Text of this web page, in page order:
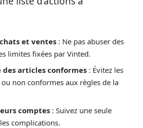
et ventes : Ne pas abuser des
limites fixées par Vinted.
articles conformes : Évitez les
non conformes aux règles de la
comptes : Suivez une seule
complications.